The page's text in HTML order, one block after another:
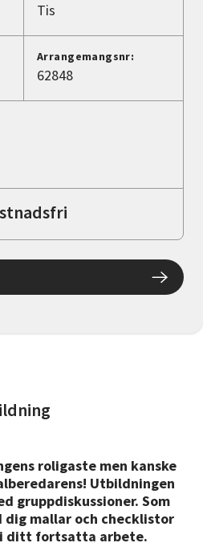
roligaste men kanske
Utbildningen
gruppdiskussioner. Som
mallar och checklistor
i ditt fortsatta arbete.
Tis
Arrangemangsnr:
62848